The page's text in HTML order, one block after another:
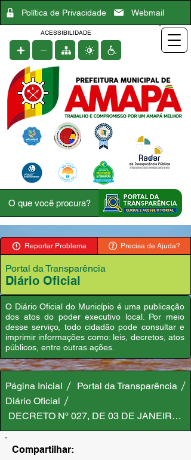
Política de Privacidade Webmail
ACESSIBILIDADE
Reportar Problema Precisa de Ajuda?
Portal da Transparência
Diário Oficial
O Diário Oficial do Município é uma publicação
dos atos do poder executivo local. Por meio
desse serviço, todo cidadão pode consultar e
imprimir informações como: leis, decretos, atos
públicos, entre outras ações.
Página Inicial
Portal da Transparência
Diário Oficial
DECRETO Nº 027, DE 03 DE JANEIRO
Compartilhar: